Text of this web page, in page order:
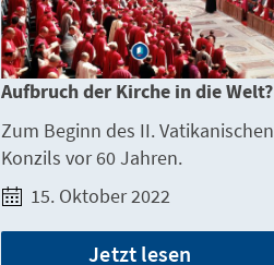
Aufbruch der Kirche in die Welt?
Zum Beginn des II. Vatikanischen
Konzils vor 60 Jahren.
15. Oktober 2022
Jetzt lesen